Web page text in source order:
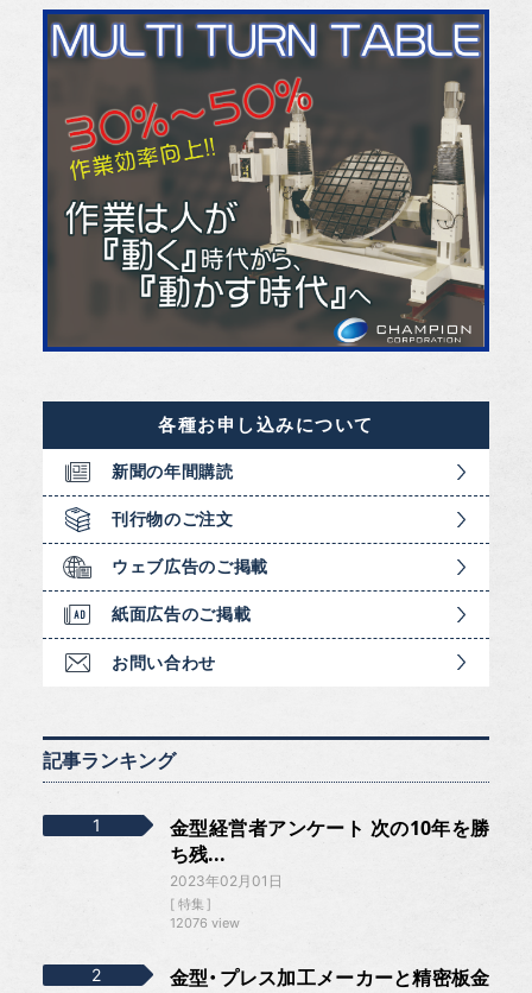
各種お申し込みについて
新聞の年間購読
刊行物のご注文
ウェブ広告のご掲載
紙面広告のご掲載
お問い合わせ
記事ランキング
金型経営者アンケート 次の10年を勝
ち残...
2023年02月01日
特集
12076 view
金型・プレス加工メーカーと精密板金